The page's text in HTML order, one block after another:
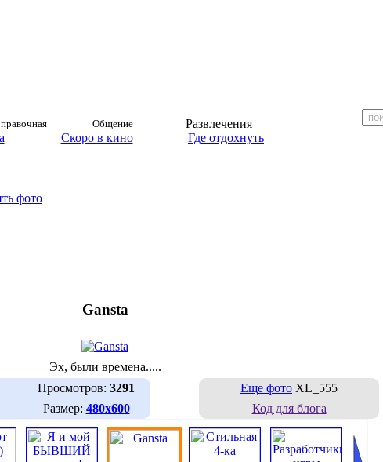
Общение
Развлечения
Скоро в кино Где отдохнуть
фото
Gansta
Эх, были времена.....
Просмотров: 3291
Размер: 480х600
Еще фото XL_555
Код для блога